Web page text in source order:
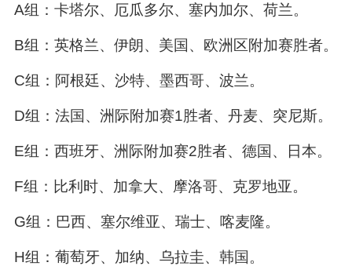
A组：卡塔尔、厄瓜多尔、塞内加尔、荷兰。
B组：英格兰、伊朗、美国、欧洲区附加赛胜者。
C组：阿根廷、沙特、墨西哥、波兰。
D组：法国、洲际附加赛1胜者、丹麦、突尼斯。
E组：西班牙、洲际附加赛2胜者、德国、日本。
F组：比利时、加拿大、摩洛哥、克罗地亚。
G组：巴西、塞尔维亚、瑞士、喀麦隆。
H组：葡萄牙、加纳、乌拉圭、韩国。